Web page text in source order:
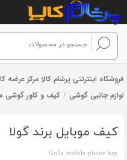
فروشگاه اینترنتی پرشام کالا مرکز عرضه
لوازم جانبی گوشی / کیف و کاور گوشی
کیف موبایل برند گولا
Golla mobile phone bag